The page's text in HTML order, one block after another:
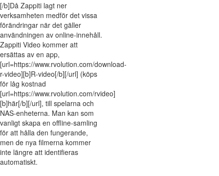
[/b]Då Zappiti lagt ner
verksamheten medför det vissa
förändringar när det gäller
användningen av online-innehåll.
Zappiti Video kommer att
ersättas av en app,
[url=https://www.rvolution.com/download-
r-video][b]R-video[/b][/url] (köps
för låg kostnad
[url=https://www.rvolution.com/rvideo]
[b]här[/b][/url], till spelarna och
NAS-enheterna. Man kan som
vanligt skapa en offline-samling
för att hålla den fungerande,
men de nya filmerna kommer
inte längre att identifieras
automatiskt.